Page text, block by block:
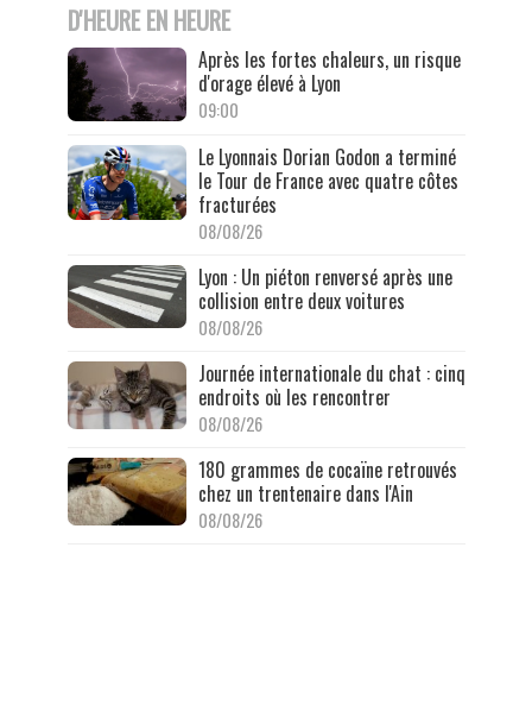
D'HEURE EN HEURE
Après les fortes chaleurs, un risque
d'orage élevé à Lyon
09:00
Le Lyonnais Dorian Godon a terminé
le Tour de France avec quatre côtes
fracturées
08/08/26
Lyon : Un piéton renversé après une
collision entre deux voitures
08/08/26
Journée internationale du chat : cinq
endroits où les rencontrer
08/08/26
180 grammes de cocaïne retrouvés
chez un trentenaire dans l'Ain
08/08/26